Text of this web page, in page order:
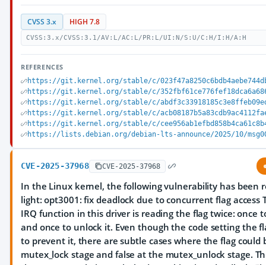
CVSS 3.x HIGH 7.8
CVSS:3.x/CVSS:3.1/AV:L/AC:L/PR:L/UI:N/S:U/C:H/I:H/A:H
REFERENCES
https://git.kernel.org/stable/c/
https://git.kernel.org/stable/c/
https://git.kernel.org/stable/c/
https://git.kernel.org/stable/c/
https://git.kernel.org/stable/c/
https://lists.debian.org/debian-lts-announce/2025/10/
CVE-2025-37968 CVE-2025-37968
In the Linux kernel, the following vulnerability has been
light: opt3001: fix deadlock due to concurrent flag access
IRQ function in this driver is reading the flag twice: once
and once to unlock it. Even though the code setting the
to prevent it, there are subtle cases where the flag could
mutex_lock stage and false at the mutex_unlock stage.